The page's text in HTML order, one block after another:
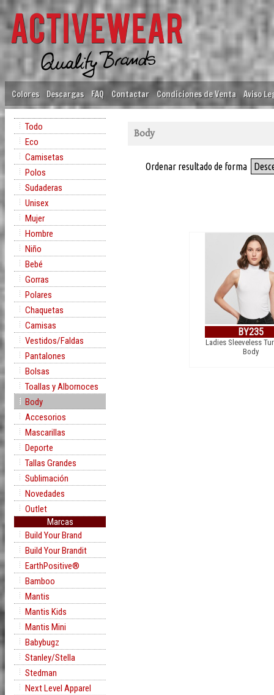
Colores Descargas FAQ Contactar Condiciones de Venta Aviso
Todo
Eco
Camisetas
Polos
Sudaderas
Unisex
Mujer
Hombre
Niño
Bebé
Gorras
Polares
Chaquetas
Camisas
Vestidos/Faldas
Pantalones
Bolsas
Toallas y Albornoces
Body
Accesorios
Mascarillas
Deporte
Tallas Grandes
Sublimación
Novedades
Outlet
Marcas
Build Your Brand
Build Your Brandit
EarthPositive®
Bamboo
Mantis
Mantis Kids
Mantis Mini
Babybugz
Stanley/Stella
Stedman
Next Level Apparel
Body
Ordenar resultado de forma
BY235
Ladies Sleeveless
Body